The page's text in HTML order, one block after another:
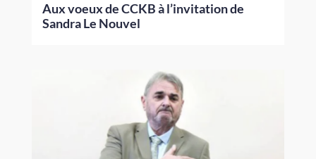
Aux voeux de CCKB à l’invitation de
Sandra Le Nouvel